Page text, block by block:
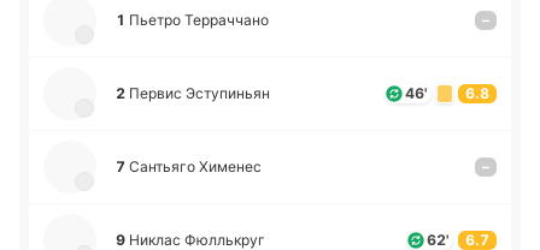
1 Пьетро Те­рра­чча­но –
2 Первис Эсту­пи­ньян 46' 6.8
7 Са­нтья­го Хи­ме­нес –
9 Никлас Фю­ллькруг 62' 6.7